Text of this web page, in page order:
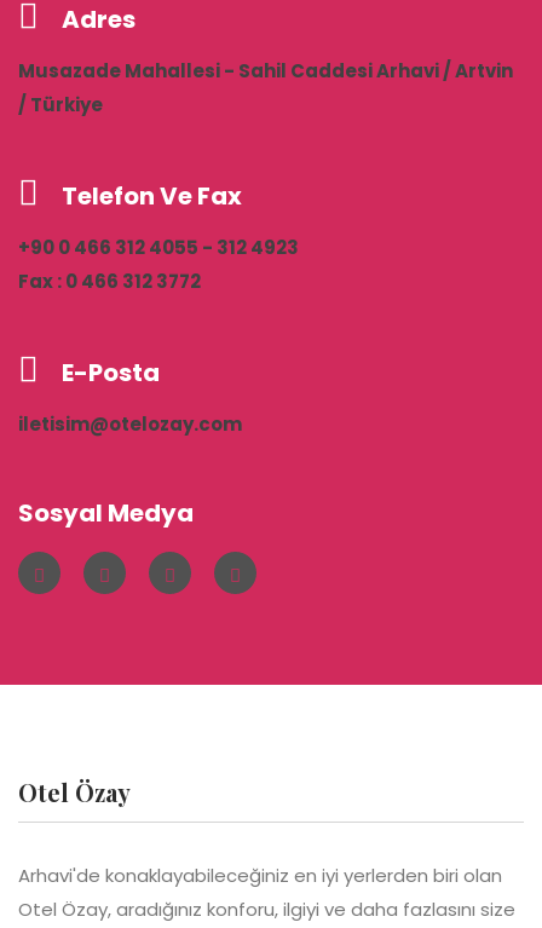
Adres
Musazade Mahallesi - Sahil Caddesi Arhavi / Artvin
/ Türkiye
Telefon Ve Fax
+90 0 466 312 4055 - 312 4923
Fax : 0 466 312 3772
E-Posta
iletisim@otelozay.com
Sosyal Medya
Otel Özay
Arhavi'de konaklayabileceğiniz en iyi yerlerden biri olan
Otel Özay, aradığınız konforu, ilgiyi ve daha fazlasını size